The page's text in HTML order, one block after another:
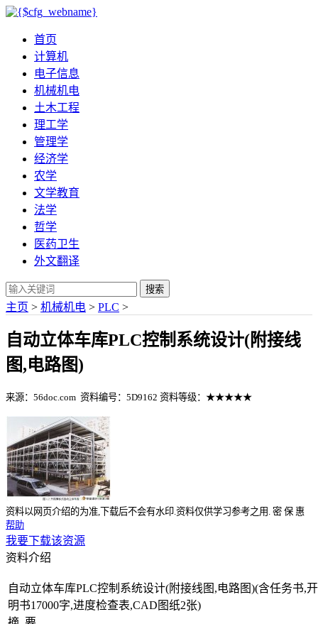
首页
计算机
电子信息
机械机电
土木工程
理工学
管理学
经济学
农学
文学教育
法学
哲学
医药卫生
外文翻译
搜索
主页 > 机械机电 > PLC >
自动立体车库PLC控制系统设计(附接线
图,电路图)
来源：56doc.com 资料编号：5D9162 资料等级：★★★★★
资料以网页介绍的为准,下载后不会有水印.资料仅供学习参考之用. 密 保 惠
帮助
我要下载该资源
资料介绍
自动立体车库PLC控制系统设计(附接线图,电路图)(含任务书,
明书17000字,进度检查表,CAD图纸2张)